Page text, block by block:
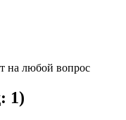
на любой вопрос
1)